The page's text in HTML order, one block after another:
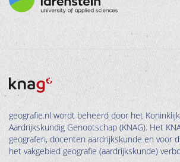
geografie.nl wordt beheerd door het
Aardrijkskundig Genootschap (KNAG). Het
geografen, docenten aardrijkskunde en voor
het vakgebied geografie (aardrijkskunde)